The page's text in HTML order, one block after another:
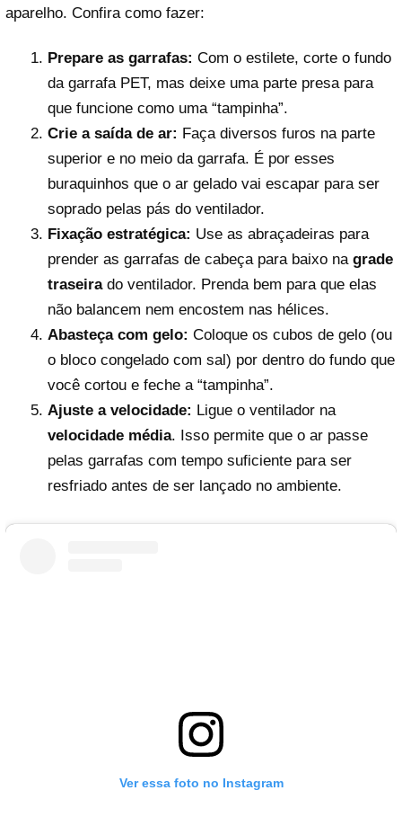
aparelho. Confira como fazer:
Prepare as garrafas: Com o estilete, corte o fundo
da garrafa PET, mas deixe uma parte presa para
que funcione como uma “tampinha”.
Crie a saída de ar: Faça diversos furos na parte
superior e no meio da garrafa. É por esses
buraquinhos que o ar gelado vai escapar para ser
soprado pelas pás do ventilador.
Fixação estratégica: Use as abraçadeiras para
prender as garrafas de cabeça para baixo na grade
traseirado ventilador. Prenda bem para que elas
não balancem nem encostem nas hélices.
Abasteça com gelo: Coloque os cubos de gelo (ou
o bloco congelado com sal) por dentro do fundo que
você cortou e feche a “tampinha”.
Ajuste a velocidade: Ligue o ventilador na
velocidade média. Isso permite que o ar passe
pelas garrafas com tempo suficiente para ser
resfriado antes de ser lançado no ambiente.
Ver essa foto no Instagram